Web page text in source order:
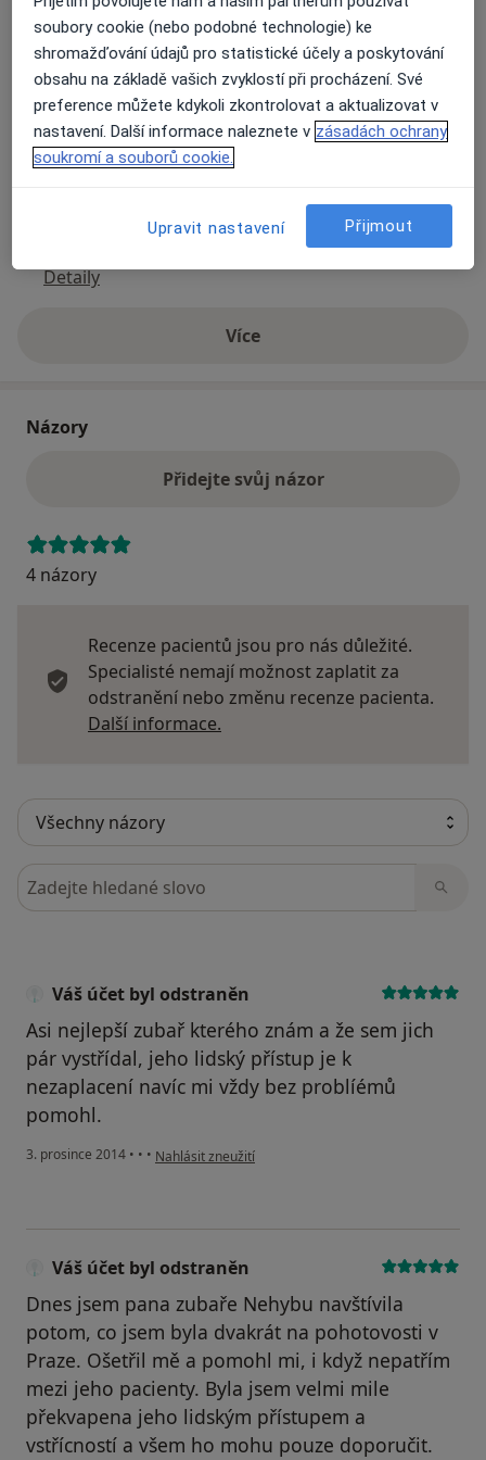
Přiblížit mapuse otevře v nové záložce
Dostupnost
Na této adrese online kalendář není aktivní
Co mám v takové situaci udělat?
Způsoby platby (soukromé návštěvy)
Na teto adrese lékař přijímá pacienty na pojišťovnu
Detaily
Víceo adrese
Názory
Přidejte svůj názor
4 názory
Recenze pacientů jsou pro nás důležité.
Specialisté nemají možnost zaplatit za
odstranění nebo změnu recenze pacienta.
Další informace.
Hledejte v názorech
Váš účet byl odstraněn
Asi nejlepší zubař kterého znám a že sem jich
pár vystřídal, jeho lidský přístup je k
nezaplacení navíc mi vždy bez problíémů
pomohl.
3. prosince 2014 • • • podle názoru uživatele Váš účet byl odstraněn
Nahlásit zneužití
Váš účet byl odstraněn
Dnes jsem pana zubaře Nehybu navštívila
potom, co jsem byla dvakrát na pohotovosti v
Praze. Ošetřil mě a pomohl mi, i když nepatřím
mezi jeho pacienty. Byla jsem velmi mile
překvapena jeho lidským přístupem a
vstřícností a všem ho mohu pouze doporučit.
soubory cookie (nebo podobné technologie) ke
shromažďování údajů pro statistické účely a poskytování
obsahu na základě vašich zvyklostí při procházení. Své
preference můžete kdykoli zkontrolovat a aktualizovat v
nastavení. Další informace naleznete v zásadách ochrany
soukromí a souborů cookie.
Upravit nastavení Přijmout